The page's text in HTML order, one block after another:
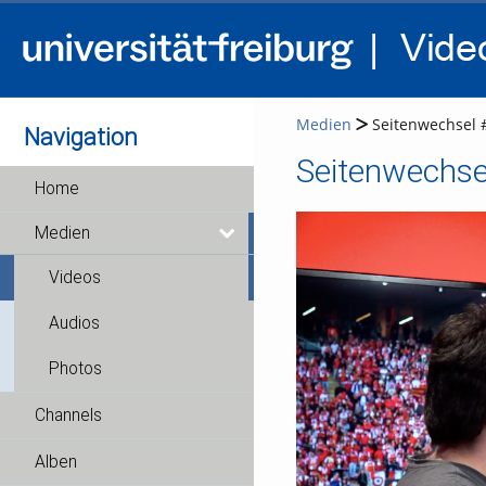
Navigation
Home
Medien
Videos
Audios
Photos
Channels
Alben
Medien Seitenwechsel